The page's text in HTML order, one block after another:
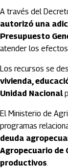
A través del
autorizó una
Presupuesto
atender los
Los recursos se
vivienda,
Unidad Nacional
El Ministerio de
programas
deuda
Agropecuario de
productivos.